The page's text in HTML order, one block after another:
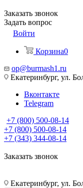
Заказать звонок
Задать вопрос
Войти
Корзина0
op@burmash1.ru
Екатеринбург, ул.
Вконтакте
Telegram
+7 (800) 500-08-14
+7 (800) 500-08-14
+7 (343) 344-08-14
Заказать звонок
Екатеринбург, ул.